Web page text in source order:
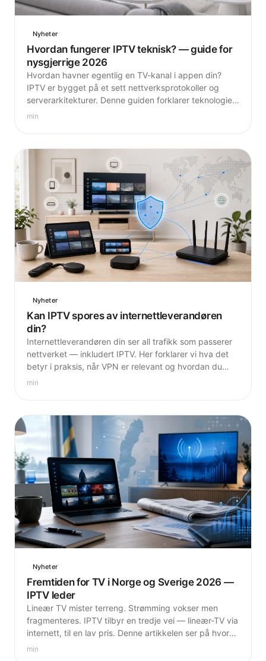
Nyheter
Hvordan fungerer IPTV teknisk? — guide for
nysgjerrige 2026
Hvordan havner egentlig en TV-kanal i appen din?
IPTV er bygget på et sett nettverksprotokoller og
serverarkitekturer. Denne guiden forklarer teknologien
bak — uten unødvendig fagspråk.
min
Nyheter
Kan IPTV spores av internettleverandøren
din?
Internettleverandøren din ser all trafikk som passerer
nettverket — inkludert IPTV. Her forklarer vi hva det
betyr i praksis, når VPN er relevant og hvordan du
tenker riktig om personvern på nett.
min
Nyheter
Fremtiden for TV i Norge og Sverige 2026 —
IPTV leder
Lineær TV mister terreng. Strømming vokser men
fragmenteres. IPTV tilbyr en tredje vei — lineær-TV via
internett, til en lav pris. Denne artikkelen ser på hvor
TV-markedet er på vei.
min